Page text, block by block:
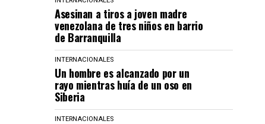
Asesinan a tiros a joven madre
venezolana de tres niños en barrio
de Barranquilla
INTERNACIONALES
Un hombre es alcanzado por un
rayo mientras huía de un oso en
Siberia
INTERNACIONALES